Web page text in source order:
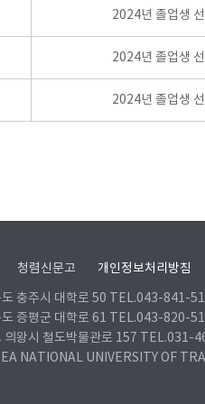
2024년 졸업생
2024년 졸업생
2024년 졸업생
청렴신문고 개인정보처리방침
충주시 대학로 50 TEL.043-841-
증평군 대학로 61 TEL.043-820-
의왕시 철도박물관로 157 TEL.031-
NATIONAL UNIVERSITY OF